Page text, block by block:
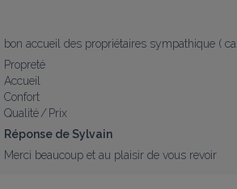
bon accueil des propriétaires sympathique (
Propreté
Accueil
Confort
Qualité / Prix
Réponse de Sylvain
Merci beaucoup et au plaisir de vous revoir